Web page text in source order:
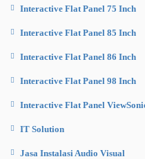
Interactive Flat Panel 75 Inch
Interactive Flat Panel 85 Inch
Interactive Flat Panel 86 Inch
Interactive Flat Panel 98 Inch
Interactive Flat Panel
IT Solution
Jasa Instalasi Audio Visual